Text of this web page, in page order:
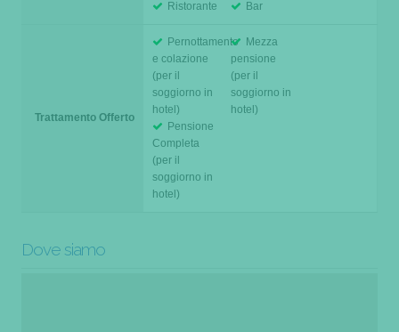
Ristorante
Bar
Trattamento Offerto
Pernottamento
e colazione
(per il
soggiorno in
hotel)
Mezza
pensione
(per il
soggiorno in
hotel)
Pensione
Completa
(per il
soggiorno in
hotel)
Dove siamo